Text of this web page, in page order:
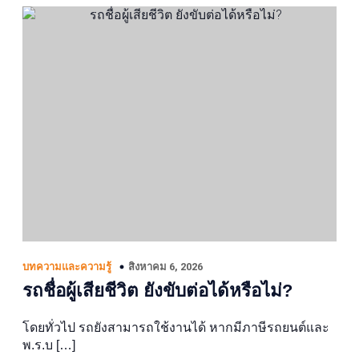
บทความและความรู้ สิงหาคม 6, 2026
รถชื่อผู้เสียชีวิต ยังขับต่อได้หรือไม่?
โดยทั่วไป รถยังสามารถใช้งานได้ หากมีภาษีรถยนต์และ
พ.ร.บ […]